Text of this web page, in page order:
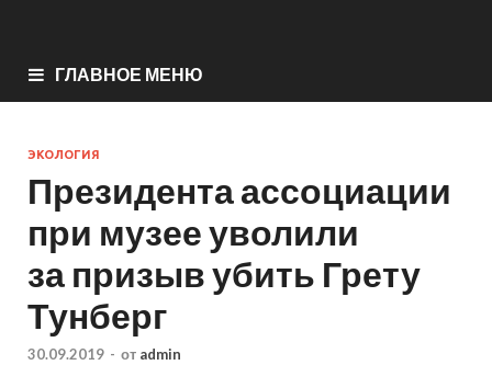
ГЛАВНОЕ МЕНЮ
ЭКОЛОГИЯ
Президента ассоциации
при музее уволили
за призыв убить Грету
Тунберг
30.09.2019 - от admin